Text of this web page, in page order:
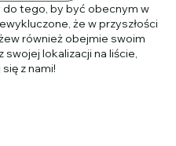
do tego, by być obecnym w
że w przyszłości
również obejmie swoim
swojej lokalizacji na liście,
z nami!